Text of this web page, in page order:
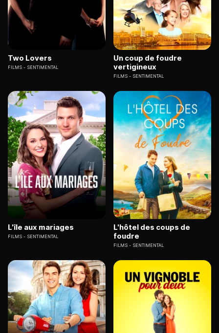
Two Lovers
FILMS SENTIMENTAL
Un coup de foudre
vertigineux
FILMS SENTIMENTAL
L'île aux mariages
FILMS SENTIMENTAL
L'hôtel des coups de
foudre
FILMS SENTIMENTAL